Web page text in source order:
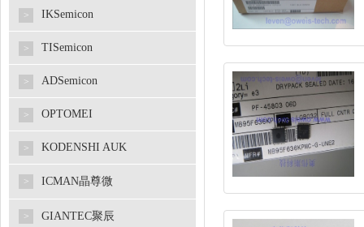
> IKSemicon
> TISemicon
> ADSemicon
> OPTOMEI
> KODENSHI AUK
> ICMAN晶尊微
> GIANTEC聚辰